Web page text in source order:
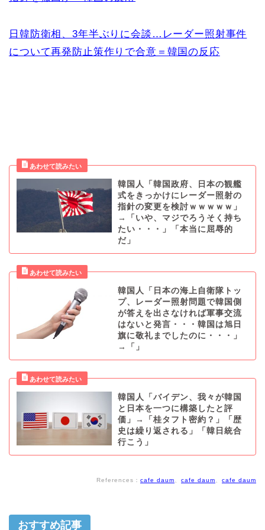
日韓防衛相、3年半ぶりに会談…レーダー照射事件
について再発防止策作りで合意＝韓国の反応
韓国人「韓国政府、日本の観艦
式をきっかけにレーダー照射の
指針の変更を検討ｗｗｗｗｗ」
→「いや、マジでろうそく持ち
たい・・・」「本当に屈辱的
だ」
韓国人「日本の海上自衛隊トッ
プ、レーダー照射問題で韓国側
が答えを出さなければ軍事交流
はないと発言・・・韓国は旭日
旗に敬礼までしたのに・・・」
→「」
韓国人「バイデン、我々が韓国
と日本を一つに構築したと評
価」→「桂タフト密約？」「歴
史は繰り返される」「韓日統合
行こう」
References： cafe daum、 cafe daum、 cafe daum
おすすめ記事